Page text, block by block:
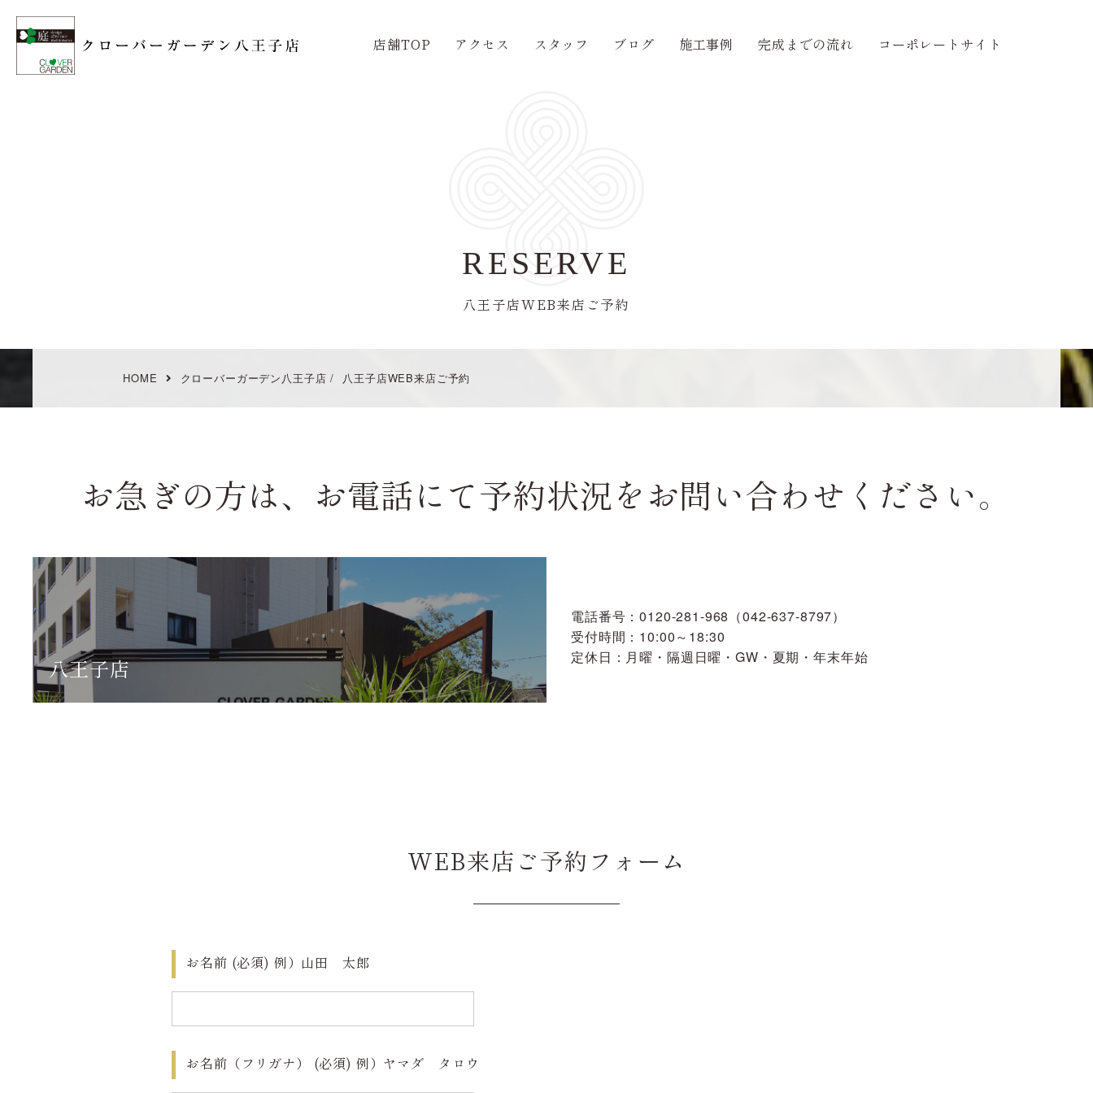
店舗TOP アクセス スタッフ ブログ 施工事例 完成までの流れ コーポレートサイト
RESERVE
八王子店WEB来店ご予約
HOME クローバーガーデン八王子店 / 八王子店WEB来店ご予約
お急ぎの方は、お電話にて予約状況をお問い合わせください。
八王子店
電話番号：0120-281-968（042-637-8797）
受付時間：10:00～18:30
定休日：月曜・隔週日曜・GW・夏期・年末年始
WEB来店ご予約フォーム
お名前 (必須) 例）山田 太郎
お名前（フリガナ） (必須) 例）ヤマダ タロウ